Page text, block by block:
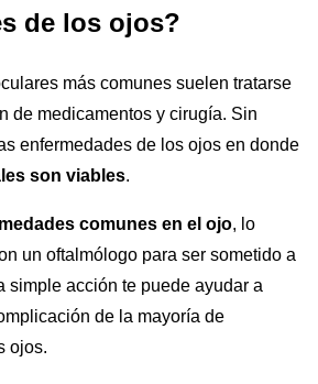
de los ojos?
más comunes suelen tratarse
de medicamentos y cirugía. Sin
enfermedades de los ojos en donde
son viables.
comunes en el ojo, lo
un oftalmólogo para ser sometido a
simple acción te puede ayudar a
de la mayoría de
ojos.